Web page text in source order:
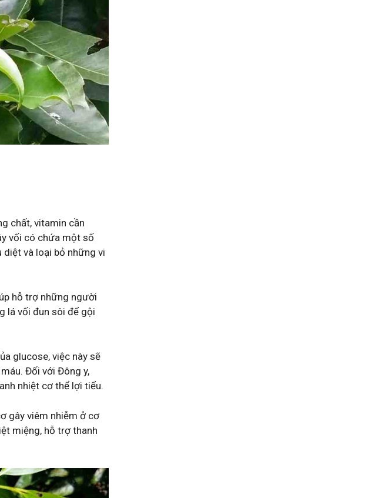
chất, vitamin cần
vối có chứa một số
và loại bỏ những vi
hỗ trợ những người
lá vối đun sôi để gội
glucose, việc này sẽ
Đối với Đông y,
nhiệt cơ thể lợi tiểu.
gây viêm nhiễm ở cơ
miệng, hỗ trợ thanh